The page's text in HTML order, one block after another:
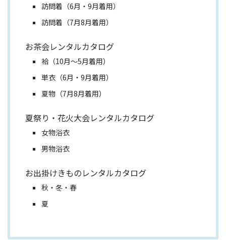
訪問着（6月・9月着用）
訪問着（7月8月着用）
お茶会レンタルカタログ
袷（10月～5月着用）
単衣（6月・9月着用）
夏物（7月8月着用）
夏祭り・花火大会レンタルカタログ
女物浴衣
男物浴衣
お出掛けきものレンタルカタログ
秋・冬・春
夏